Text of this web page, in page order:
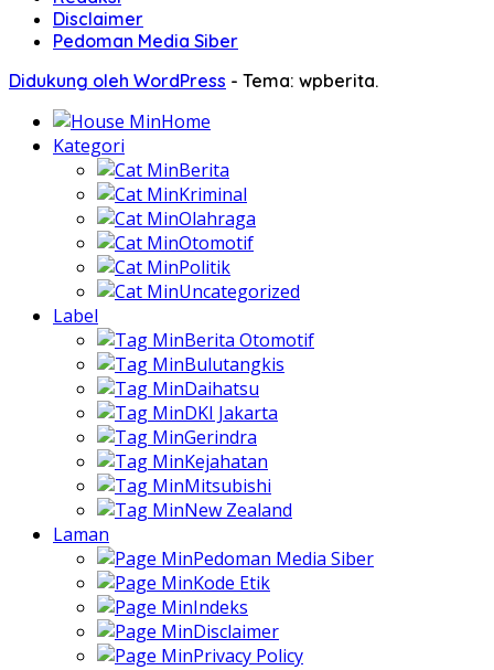
Disclaimer
Pedoman Media Siber
Didukung oleh WordPress - Tema: wpberita.
Home
Kategori
Berita
Kriminal
Olahraga
Otomotif
Politik
Uncategorized
Label
Berita Otomotif
Bulutangkis
Daihatsu
DKI Jakarta
Gerindra
Kejahatan
Mitsubishi
New Zealand
Laman
Pedoman Media Siber
Kode Etik
Indeks
Disclaimer
Privacy Policy